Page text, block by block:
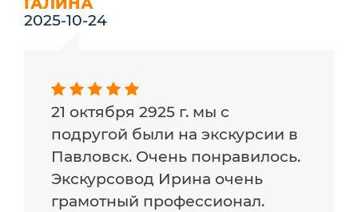
2025-10-24
21 октября 2925 г. мы с
подругой были на экскурсии в
Павловск. Очень понравилось.
Экскурсовод Ирина очень
грамотный профессионал.